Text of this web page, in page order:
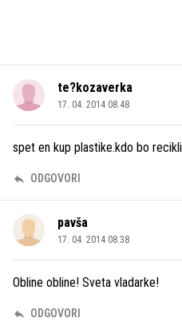
te?kozaverka
17. 04. 2014 08.48
spet en kup plastike.kdo bo
ODGOVORI
pavša
17. 04. 2014 08.38
Obline obline! Sveta vladarke!
ODGOVORI